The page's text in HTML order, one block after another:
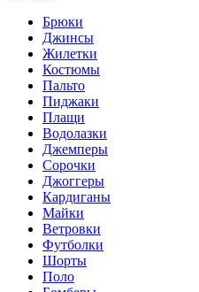
Брюки
Джинсы
Жилетки
Костюмы
Пальто
Пиджаки
Плащи
Водолазки
Джемперы
Сорочки
Джоггеры
Кардиганы
Майки
Ветровки
Футболки
Шорты
Поло